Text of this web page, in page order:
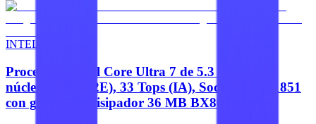
INTEL
Procesador Intel Core Ultra 7 de 5.3 GHz - 20
núcleos (8P + 12E), 33 Tops (IA), Socket LGA 1851
con gráficos y disipador 36 MB BX80768265